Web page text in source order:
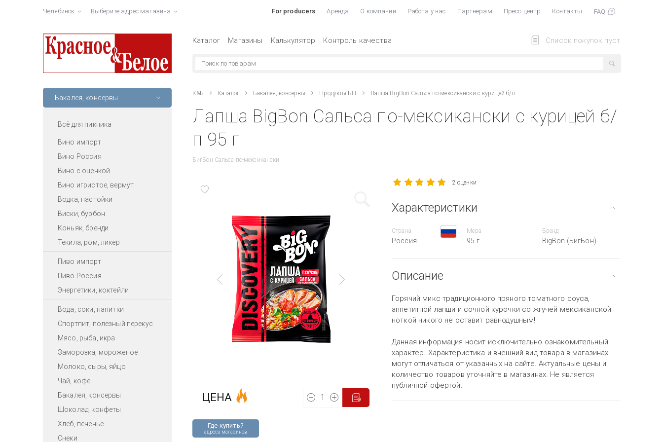
Челябинск Выберите адрес магазина For producers Аренда О компании Работа у нас Партнерам Пресс-центр Контакты
Список покупок пуст
Каталог Магазины Калькулятор Контроль качества
Бакалея, консервы
Всё для пикника
Вино импорт
Вино Россия
Вино с оценкой
Вино игристое, вермут
Водка, настойки
Виски, бурбон
Коньяк, бренди
Текила, ром, ликер
Пиво импорт
Пиво Россия
Энергетики, коктейли
Вода, соки, напитки
Спортпит, полезный перекус
Мясо, рыба, икра
Заморозка, мороженое
Молоко, сыры, яйцо
Чай, кофе
Бакалея, консервы
Шоколад, конфеты
Хлеб, печенье
Снеки
К&Б Каталог Бакалея, консервы Продукты БП Лапша BigBon Сальса по-мексикански с курицей б/п
Лапша BigBon Сальса по-мексикански с курицей б/
п 95 г
БигБон Сальса по-мексикански
Где купить?
адреса магазинов
ЦЕНА
2 оценки
Характеристики
Страна
Россия
Мера
95 г
Бренд
BigBon (БигБон)
Описание
Горячий микс традиционного пряного томатного соуса,
аппетитной лапши и сочной курочки со жгучей мексиканской
ноткой никого не оставит равнодушным!
Данная информация носит исключительно ознакомительный
характер. Характеристика и внешний вид товара в магазинах
могут отличаться от указанных на сайте. Актуальные цены и
количество товаров уточняйте в магазинах. Не является
публичной офертой.